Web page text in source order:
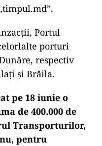
Portul
porturi
respectiv
și Brăila.
pe 18 iunie o
de 400.000 de
Transporturilor,
pentru